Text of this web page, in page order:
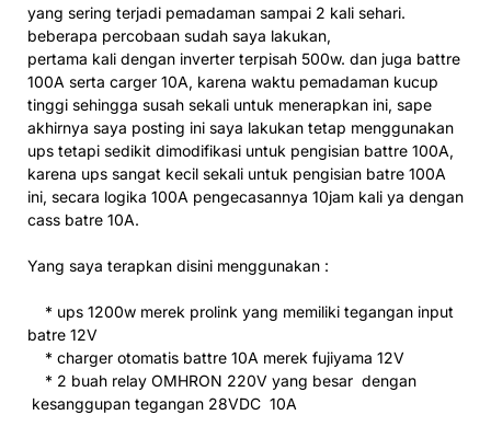
yang sering terjadi pemadaman sampai 2 kali sehari.
beberapa percobaan sudah saya lakukan,
pertama kali dengan inverter terpisah 500w. dan juga battre
100A serta carger 10A, karena waktu pemadaman kucup
tinggi sehingga susah sekali untuk menerapkan ini, sape
akhirnya saya posting ini saya lakukan tetap menggunakan
ups tetapi sedikit dimodifikasi untuk pengisian battre 100A,
karena ups sangat kecil sekali untuk pengisian batre 100A
ini, secara logika 100A pengecasannya 10jam kali ya dengan
cass batre 10A.
Yang saya terapkan disini menggunakan :
* ups 1200w merek prolink yang memiliki tegangan input
batre 12V
* charger otomatis battre 10A merek fujiyama 12V
* 2 buah relay OMHRON 220V yang besar dengan
kesanggupan tegangan 28VDC 10A